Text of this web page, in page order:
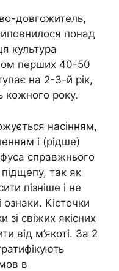
довгожитель,
понад
культура
перших 40-50
на 2-3-й рік,
кожного року.
насінням,
і (рідше)
справжнього
так як
пізніше і не
Кісточки
зі свіжих якісних
від м’якоті. За 2
в